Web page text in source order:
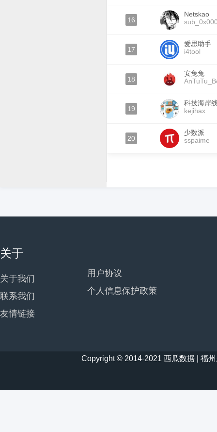
16
Netskao
17
爱思助手
i4tool
18
安兔兔
19
科技海岸
kejihax
20
少数派
sspaime
关于
关于我们
联系我们
友情链接
用户协议
个人信息保护政策
Copyright © 2014-2021 西瓜数据 | 福